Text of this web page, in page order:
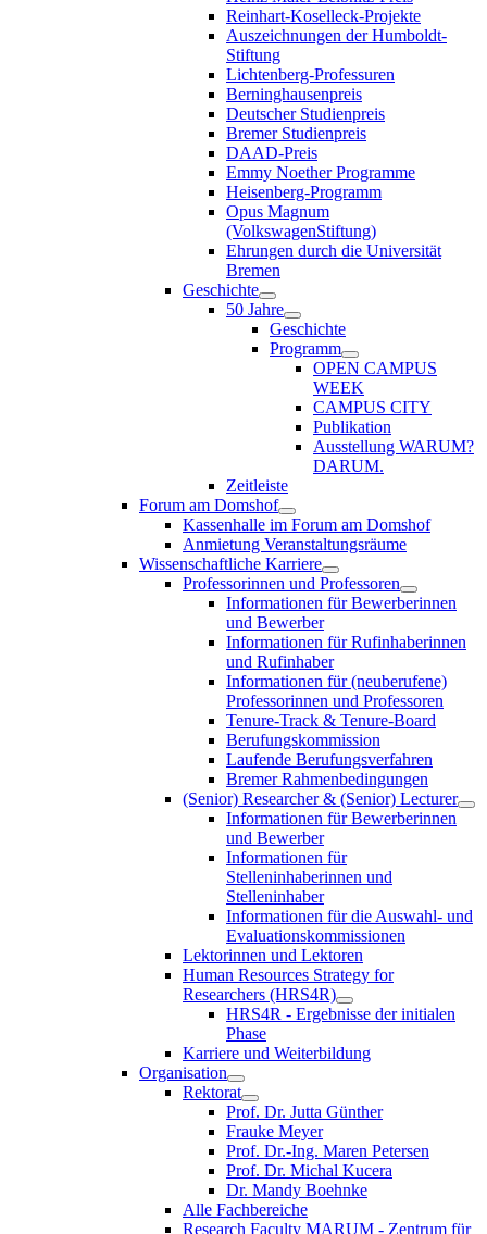
Reinhart-Koselleck-Projekte
Auszeichnungen der Humboldt-
Stiftung
Lichtenberg-Professuren
Berninghausenpreis
Deutscher Studienpreis
Bremer Studienpreis
DAAD-Preis
Emmy Noether Programme
Heisenberg-Programm
Opus Magnum
(VolkswagenStiftung)
Ehrungen durch die Universität
Bremen
Geschichte
50 Jahre
Geschichte
Programm
OPEN CAMPUS
WEEK
CAMPUS CITY
Publikation
Ausstellung WARUM?
DARUM.
Zeitleiste
Forum am Domshof
Kassenhalle im Forum am Domshof
Anmietung Veranstaltungsräume
Wissenschaftliche Karriere
Professorinnen und Professoren
Informationen für Bewerberinnen
und Bewerber
Informationen für Rufinhaberinnen
und Rufinhaber
Informationen für (neuberufene)
Professorinnen und Professoren
Tenure-Track & Tenure-Board
Berufungskommission
Laufende Berufungsverfahren
Bremer Rahmenbedingungen
(Senior) Researcher & (Senior) Lecturer
Informationen für Bewerberinnen
und Bewerber
Informationen für
Stelleninhaberinnen und
Stelleninhaber
Informationen für die Auswahl- und
Evaluationskommissionen
Lektorinnen und Lektoren
Human Resources Strategy for
Researchers (HRS4R)
HRS4R - Ergebnisse der initialen
Phase
Karriere und Weiterbildung
Organisation
Rektorat
Prof. Dr. Jutta Günther
Frauke Meyer
Prof. Dr.-Ing. Maren Petersen
Prof. Dr. Michal Kucera
Dr. Mandy Boehnke
Alle Fachbereiche
Research Faculty MARUM - Zentrum für